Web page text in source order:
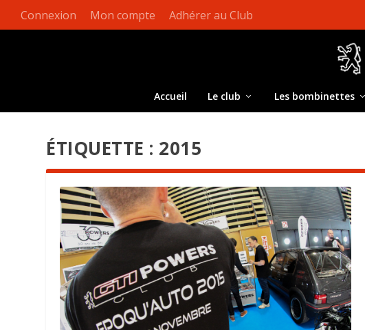
Connexion Mon compte Adhérer au Club
Accueil Le club Les bombinettes
ÉTIQUETTE : 2015